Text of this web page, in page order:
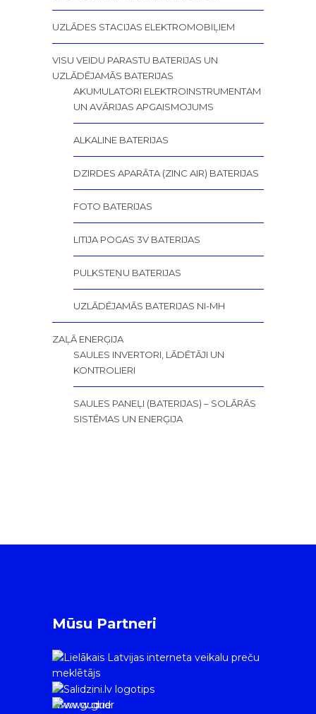
UZLĀDES STACIJAS ELEKTROMOBIĻIEM
VISU VEIDU PARASTU BATERIJAS UN
UZLĀDĒJAMĀS BATERIJAS
AKUMULATORI ELEKTROINSTRUMENTAM
UN AVĀRIJAS APGAISMOJUMS
ALKALINE BATERIJAS
DZIRDES APARĀTA (ZINC AIR) BATERIJAS
FOTO BATERIJAS
LITIJA POGAS 3V BATERIJAS
PULKSTEŅU BATERIJAS
UZLĀDĒJAMĀS BATERIJAS NI-MH
ZAĻĀ ENERĢIJA
SAULES INVERTORI, LĀDĒTĀJI UN
KONTROLIERI
SAULES PANEĻI (BATERIJAS) – SOLĀRĀS
SISTĒMAS UN ENERĢIJA
Mūsu Partneri
www.gudrie